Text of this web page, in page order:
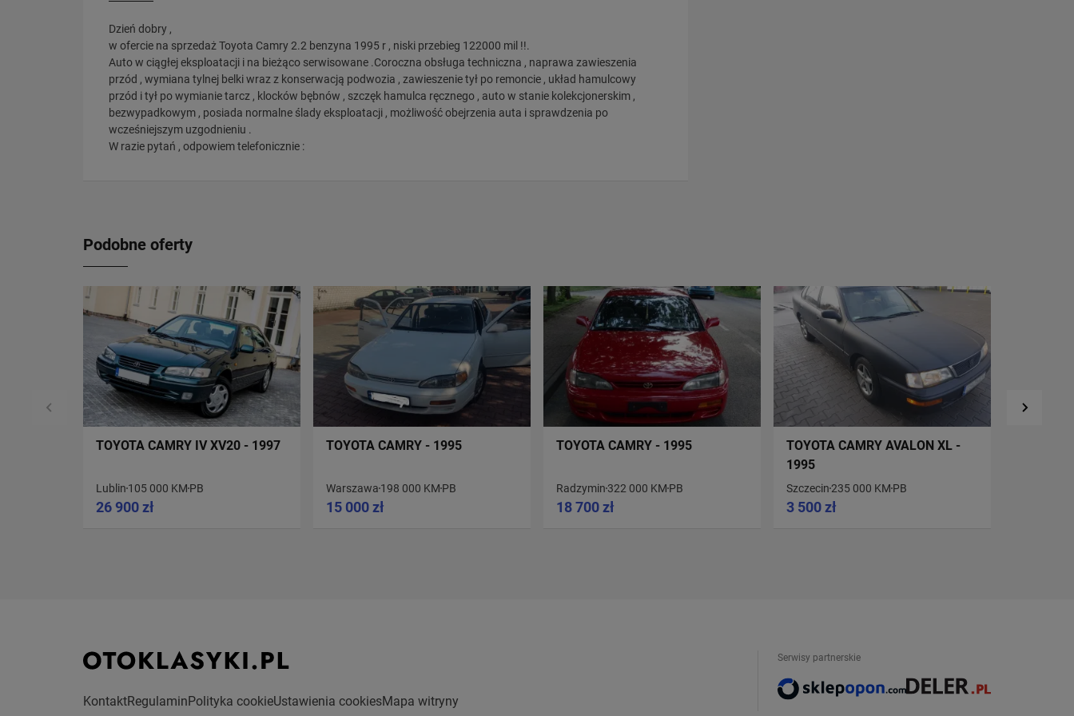
Dzień dobry ,
w ofercie na sprzedaż Toyota Camry 2.2 benzyna 1995 r , niski przebieg 122000 mil !!.
Auto w ciągłej eksploatacji i na bieżąco serwisowane .Coroczna obsługa techniczna , naprawa zawieszenia
przód , wymiana tylnej belki wraz z konserwacją podwozia , zawieszenie tył po remoncie , układ hamulcowy
przód i tył po wymianie tarcz , klocków bębnów , szczęk hamulca ręcznego , auto w stanie kolekcjonerskim ,
bezwypadkowym , posiada normalne ślady eksploatacji , możliwość obejrzenia auta i sprawdzenia po
wcześniejszym uzgodnieniu .
W razie pytań , odpowiem telefonicznie :
Podobne oferty
TOYOTA CAMRY IV XV20 - 1997
Lublin 105 000 KM PB
26 900 zł
TOYOTA CAMRY - 1995
Warszawa 198 000 KM PB
15 000 zł
TOYOTA CAMRY - 1995
Radzymin 322 000 KM PB
18 700 zł
TOYOTA CAMRY AVALON XL -
1995
Szczecin235 000 KM PB
3 500 zł
KontaktRegulaminPolityka cookieUstawienia cookiesMapa witryny
Serwisy partnerskie